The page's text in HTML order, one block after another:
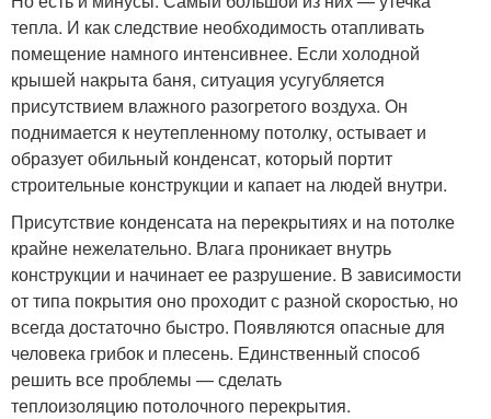
тепла. И как следствие необходимость отапливать
помещение намного интенсивнее. Если холодной
крышей накрыта баня, ситуация усугубляется
присутствием влажного разогретого воздуха. Он
поднимается к неутепленному потолку, остывает и
образует обильный конденсат, который портит
строительные конструкции и капает на людей внутри.
Присутствие конденсата на перекрытиях и на потолке
крайне нежелательно. Влага проникает внутрь
конструкции и начинает ее разрушение. В зависимости
от типа покрытия оно проходит с разной скоростью, но
всегда достаточно быстро. Появляются опасные для
человека грибок и плесень. Единственный способ
решить все проблемы — сделать
теплоизоляцию потолочного перекрытия.